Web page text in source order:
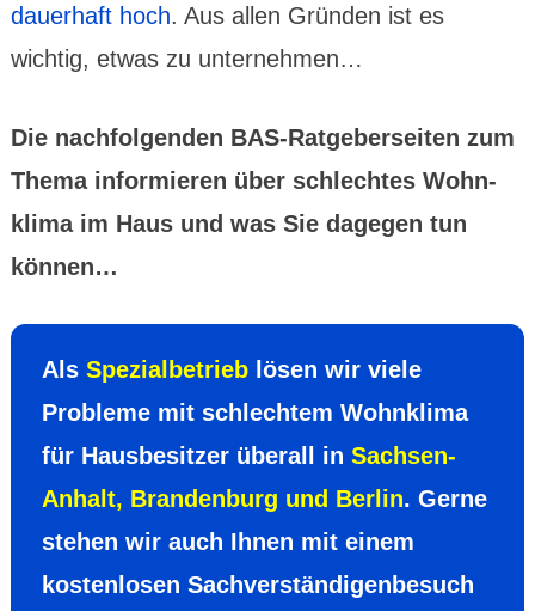
dauer­haft hoch. Aus allen Gründen ist es
wichtig, etwas zu unter­nehmen…
Die nach­folgen­den BAS-Rat­geber­seiten zum
Thema inform­ieren über schlechtes Wohn­
klima im Haus und was Sie dagegen tun
können…
Als Spezial­betrieblösen wir viele
Probleme mit schlech­tem Wohn­klima
für Hausbe­sitzer überall in Sachsen-
Anhalt, Branden­burg und Berlin. Gerne
stehen wir auch Ihnen mit einem
kosten­losen Sachver­ständigen­besuch